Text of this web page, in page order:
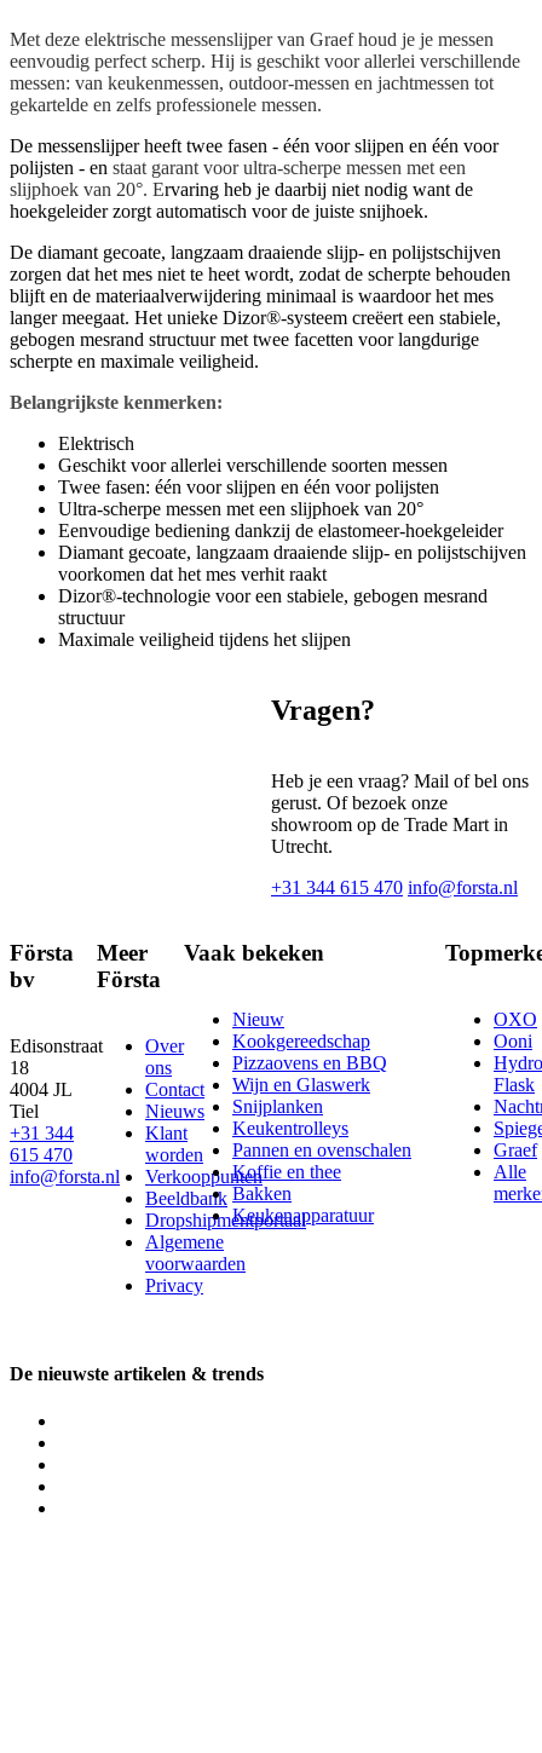
Met deze elektrische messenslijper van Graef houd je je messen
eenvoudig perfect scherp. Hij is geschikt voor allerlei verschillende
messen: van keukenmessen, outdoor-messen en jachtmessen tot
gekartelde en zelfs professionele messen.
De messenslijper heeft twee fasen - één voor slijpen en één voor
polijsten - en staat garant voor ultra-scherpe messen met een
slijphoek van 20°. Ervaring heb je daarbij niet nodig want de
hoekgeleider zorgt automatisch voor de juiste snijhoek.
De diamant gecoate, langzaam draaiende slijp- en polijstschijven
zorgen dat het mes niet te heet wordt, zodat de scherpte behouden
blijft en de materiaalverwijdering minimaal is waardoor het mes
langer meegaat. Het unieke Dizor®-systeem creëert een stabiele,
gebogen mesrand structuur met twee facetten voor langdurige
scherpte en maximale veiligheid.
Belangrijkste kenmerken:
Elektrisch
Geschikt voor allerlei verschillende soorten messen
Twee fasen: één voor slijpen en één voor polijsten
Ultra-scherpe messen met een slijphoek van 20°
Eenvoudige bediening dankzij de elastomeer-hoekgeleider
Diamant gecoate, langzaam draaiende slijp- en polijstschijven
voorkomen dat het mes verhit raakt
Dizor®-technologie voor een stabiele, gebogen mesrand
structuur
Maximale veiligheid tijdens het slijpen
Vragen?
Heb je een vraag? Mail of bel ons
gerust. Of bezoek onze
showroom op de Trade Mart in
Utrecht.
+31 344 615 470 info@forsta.nl
Första
bv
Edisonstraat
18
4004 JL
Tiel
+31 344
615 470
info@forsta.nl
Meer
Första
Over
ons
Contact
Nieuws
Klant
worden
Verkooppunten
Beeldbank
Dropshipmentportaal
Algemene
voorwaarden
Privacy
Vaak bekeken
Nieuw
Kookgereedschap
Pizzaovens en BBQ
Wijn en Glaswerk
Snijplanken
Keukentrolleys
Pannen en ovenschalen
Koffie en thee
Bakken
Keukenapparatuur
OXO
Ooni
Hydro
Flask
Graef
Alle
De nieuwste artikelen & trends